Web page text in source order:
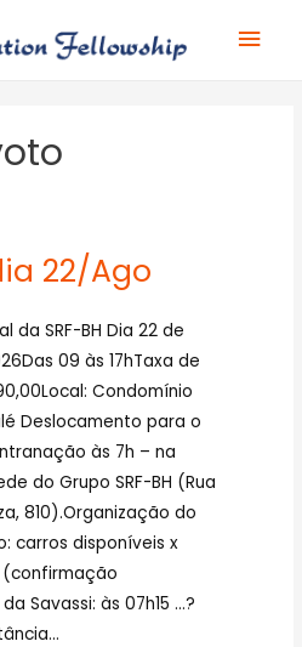
22/Ago
da SRF-BH Dia 22 de
09 às 17hTaxa de
Condomínio
Deslocamento para o
às 7h – na
do Grupo SRF-BH (Rua
810).Organização do
carros disponíveis x
Savassi: às 07h15 …?